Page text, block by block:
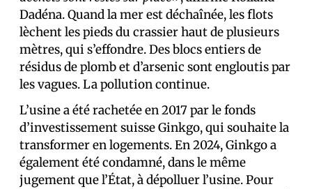
Dadéna. Quand la mer est déchaînée, les flots
lèchent les pieds du crassier haut de plusieurs
mètres, qui s’effondre. Des blocs entiers de
résidus de plomb et d’arsenic sont engloutis par
les vagues. La pollution continue.
L’usine a été rachetée en 2017 par le fonds
d’investissement suisse Ginkgo, qui souhaite la
transformer en logements. En 2024, Ginkgo a
également été condamné, dans le même
jugement que l’État, à dépolluer l’usine. Pour